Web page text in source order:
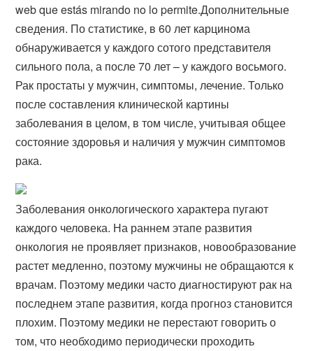
web que estás mirando no lo permite.Дополнительные
сведения. По статистике, в 60 лет карцинома
обнаруживается у каждого сотого представителя
сильного пола, а после 70 лет – у каждого восьмого.
Рак простаты у мужчин, симптомы, лечение. Только
после составления клинической картины
заболевания в целом, в том числе, учитывая общее
состояние здоровья и наличия у мужчин симптомов
рака.
Заболевания онкологического характера пугают
каждого человека. На раннем этапе развития
онкология не проявляет признаков, новообразование
растет медленно, поэтому мужчины не обращаются к
врачам. Поэтому медики часто диагностируют рак на
последнем этапе развития, когда прогноз становится
плохим. Поэтому медики не перестают говорить о
том, что необходимо периодически проходить